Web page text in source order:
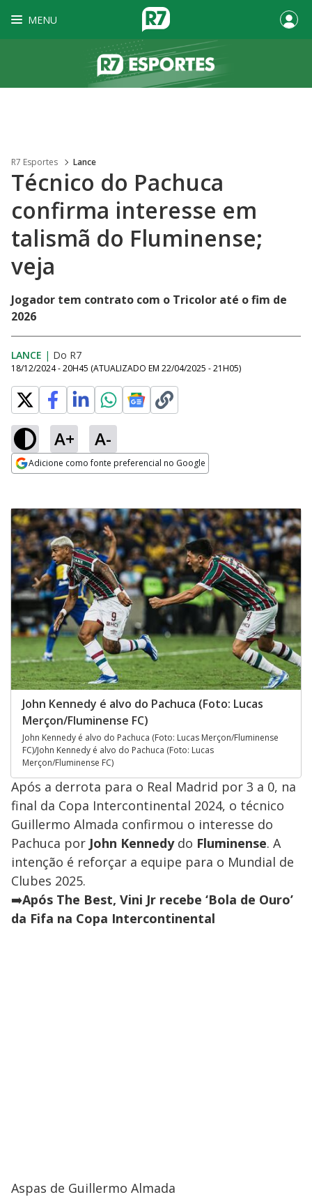
MENU
R7 Esportes Lance
Técnico do Pachuca
confirma interesse em
talismã do Fluminense;
veja
Jogador tem contrato com o Tricolor até o fim de
2026
LANCE | Do R7
18/12/2024 - 20H45 (ATUALIZADO EM 22/04/2025 - 21H05)
A+ A-
Adicione como fonte preferencial no Google
John Kennedy é alvo do Pachuca (Foto: Lucas
Merçon/Fluminense FC)
John Kennedy é alvo do Pachuca (Foto: Lucas Merçon/Fluminense
FC)/John Kennedy é alvo do Pachuca (Foto: Lucas
Merçon/Fluminense FC)
Após a derrota para o Real Madrid por 3 a 0, na
final da Copa Intercontinental 2024, o técnico
Guillermo Almada confirmou o interesse do
Pachuca por John Kennedydo Fluminense. A
intenção é reforçar a equipe para o Mundial de
Clubes 2025.
➡️Após The Best, Vini Jr recebe ‘Bola de Ouro’
da Fifa na Copa Intercontinental
Aspas de Guillermo Almada